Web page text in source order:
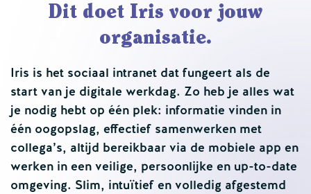
Dit doet Iris voor jouw
organisatie.
Iris is het sociaal intranet dat fungeert als de
start van je digitale werkdag. Zo heb je alles wat
je nodig hebt op één plek: informatie vinden in
één oogopslag, effectief samenwerken met
collega’s, altijd bereikbaar via de mobiele app en
werken in een veilige, persoonlijke en up-to-date
omgeving. Slim, intuïtief en volledig afgestemd